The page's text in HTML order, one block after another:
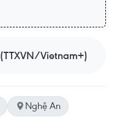
(TTXVN/Vietnam+)
Nghệ An